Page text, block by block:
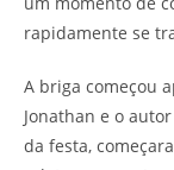
rapidamente se
A briga começou
Jonathan e o
da festa,